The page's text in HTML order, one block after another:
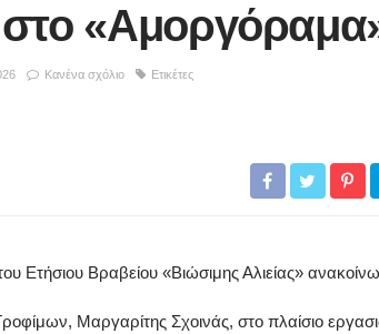
Κανένα σχόλιο Ετικέτες
Ετήσιου Βραβείου «Βιώσιμης Αλιείας»
Μαργαρίτης Σχοινάς, στο πλαίσιο
Έφτασε